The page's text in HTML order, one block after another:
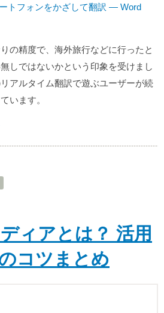
トフォンをかざして翻訳 — Word
の精度で、海外旅行などに行ったと
しではないかという印象を受けまし
アルタイム翻訳で遊ぶユーザーが続
います。
ィアとは？ 活用
コツまとめ